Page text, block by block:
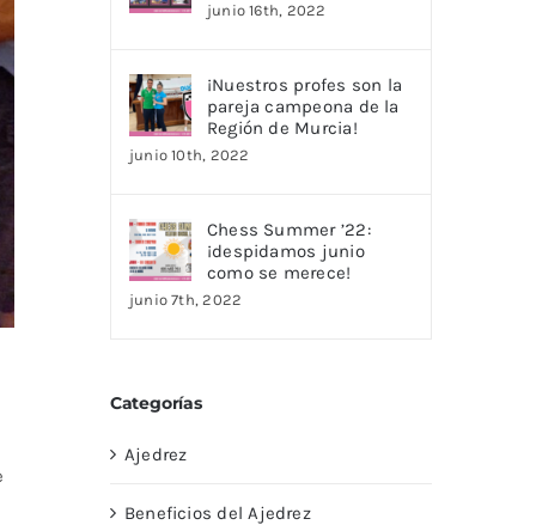
junio 16th, 2022
¡Nuestros profes son la
pareja campeona de la
Región de Murcia!
junio 10th, 2022
Chess Summer ’22:
¡despidamos junio
como se merece!
junio 7th, 2022
Categorías
Ajedrez
Beneficios del Ajedrez